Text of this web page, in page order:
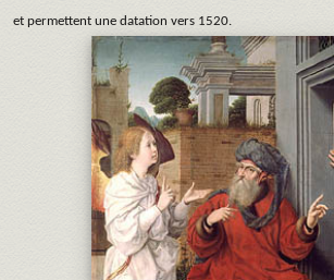
et permettent une datation vers 1520.